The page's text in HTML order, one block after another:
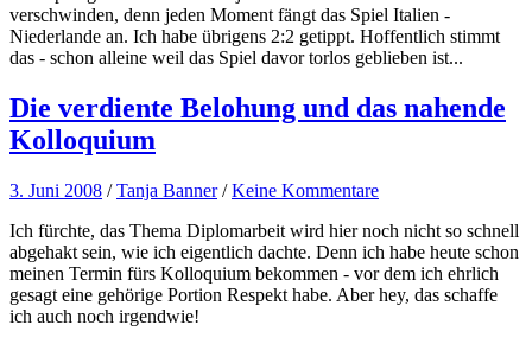
verschwinden, denn jeden Moment fängt das Spiel Italien -
Niederlande an. Ich habe übrigens 2:2 getippt. Hoffentlich stimmt
das - schon alleine weil das Spiel davor torlos geblieben ist...
Die verdiente Belohung und das nahende
Kolloquium
3. Juni 2008 /Tanja Banner /Keine Kommentare
Ich fürchte, das Thema Diplomarbeit wird hier noch nicht so schnell
abgehakt sein, wie ich eigentlich dachte. Denn ich habe heute schon
meinen Termin fürs Kolloquium bekommen - vor dem ich ehrlich
gesagt eine gehörige Portion Respekt habe. Aber hey, das schaffe
ich auch noch irgendwie!